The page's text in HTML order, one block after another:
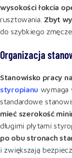
wysokości łokcia
rusztowania. Zbyt
do szybkiego
Organizacja
Stanowisko pracy
styropianu wymaga
standardowe
mieć szerokość
długimi płytami
po obu stronach
i zwiększają